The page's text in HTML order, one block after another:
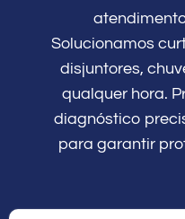
Solucionamos
disjuntores,
qualquer hora.
diagnóstico
para garantir